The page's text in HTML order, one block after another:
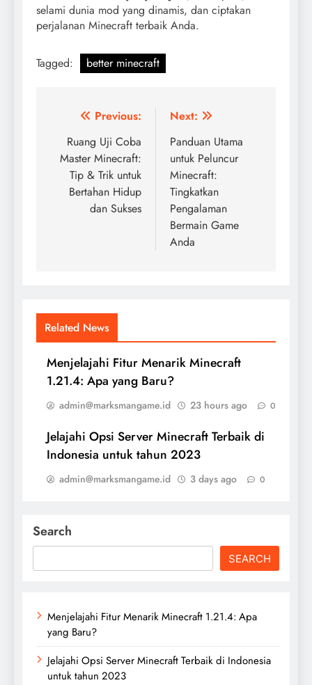
selami dunia mod yang dinamis, dan ciptakan
perjalanan Minecraft terbaik Anda.
Tagged: better minecraft
Post
navigation
Previous:
Ruang Uji Coba
Master Minecraft:
Tip & Trik untuk
Bertahan Hidup
dan Sukses
Next:
Panduan Utama
untuk Peluncur
Minecraft:
Tingkatkan
Pengalaman
Bermain Game
Anda
Related News
Menjelajahi Fitur Menarik Minecraft
1.21.4: Apa yang Baru?
admin@marksmangame.id 23 hours ago 0
Jelajahi Opsi Server Minecraft Terbaik di
Indonesia untuk tahun 2023
admin@marksmangame.id 3 days ago 0
Search
SEARCH
Menjelajahi Fitur Menarik Minecraft 1.21.4: Apa
yang Baru?
Jelajahi Opsi Server Minecraft Terbaik di Indonesia
untuk tahun 2023